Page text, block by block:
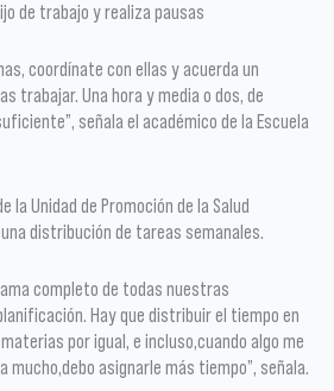
de trabajo y realiza pausas
coordínate con ellas y acuerda un
trabajar. Una hora y media o dos, de
señala el académico de la Escuela
la Unidad de Promoción de la Salud
distribución de tareas semanales.
completo de todas nuestras
Hay que distribuir el tiempo en
por igual, e incluso,cuando algo me
mucho,debo asignarle más tiempo”, señala.